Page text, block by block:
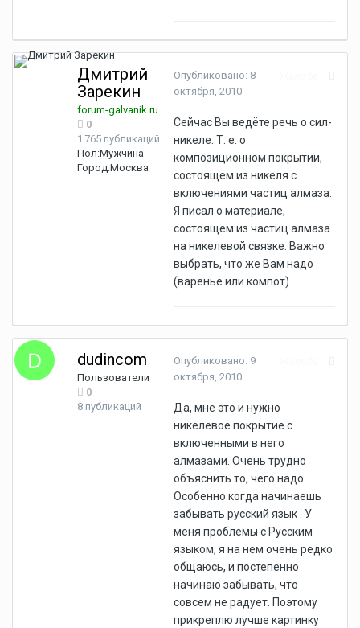
Дмитрий
Зарекин
forum-galvanik.ru
0
1 765 публикаций
Пол:Мужчина
Город:Москва
Опубликовано: 8
октября, 2010
Сейчас Вы ведёте речь о сил-
никеле. Т. е. о
композиционном покрытии,
состоящем из никеля с
включениями частиц алмаза.
Я писал о материале,
состоящем из частиц алмаза
на никелевой связке. Важно
выбрать, что же Вам надо
(варенье или компот).
dudincom
Пользователи
0
8 публикаций
Опубликовано: 9
октября, 2010
Да, мне это и нужно
никелевое покрытие с
включенными в него
алмазами. Очень трудно
объяснить то, чего надо .
Особенно когда начинаешь
забывать русский язык . У
меня проблемы с Русским
языком, я на нем очень редко
общаюсь, и постепенно
начинаю забывать, что
совсем не радует. Поэтому
прикреплю лучше картинку